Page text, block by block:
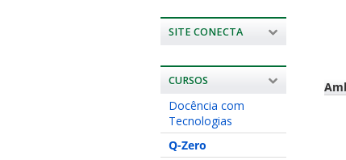
SITE CONECTA
CURSOS
Docência com
Tecnologias
Q-Zero